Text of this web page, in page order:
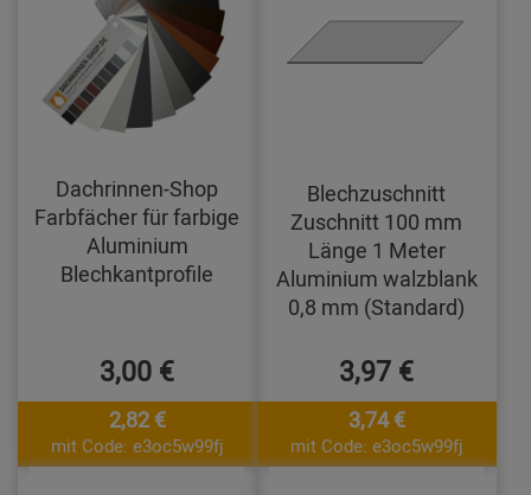
Dachrinnen-Shop
Farbfächer für farbige
Aluminium
Blechkantprofile
3,00 €
2,82 €
mit Code: e3oc5w99fj
Blechzuschnitt
Zuschnitt 100 mm
Länge 1 Meter
Aluminium walzblank
0,8 mm (Standard)
3,97 €
3,74 €
mit Code: e3oc5w99fj